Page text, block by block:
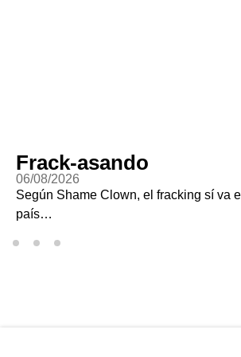
Frack-asando
06/08/2026
Según Shame Clown, el fracking sí va
país…